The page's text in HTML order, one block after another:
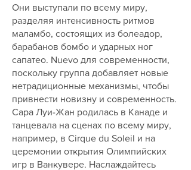
Они выступали по всему миру,
разделяя интенсивность ритмов
маламбо, состоящих из болеадор,
барабанов бомбо и ударных ног
сапатео. Nuevo для современности,
поскольку группа добавляет новые
нетрадиционные механизмы, чтобы
привнести новизну и современность.
Сара Луи-Жан родилась в Канаде и
танцевала на сценах по всему миру,
например, в Cirque du Soleil и на
церемонии открытия Олимпийских
игр в Ванкувере. Наслаждайтесь